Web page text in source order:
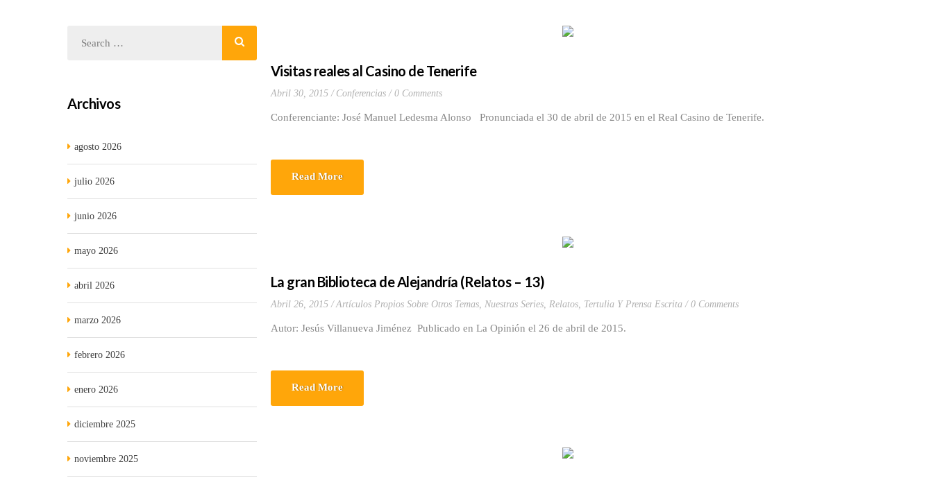
Visitas reales al Casino de Tenerife
Abril 30, 2015 Conferencias 0 Comments
Conferenciante: José Manuel Ledesma Alonso Pronunciada el 30 de abril de 2015 en el Real Casino de Tenerife.
Read More
La gran Biblioteca de Alejandría (Relatos – 13)
Abril 26, 2015 Artículos Propios Sobre Otros Temas, Nuestras Series, Relatos, Tertulia Y Prensa Escrita 0 Comments
Autor: Jesús Villanueva Jiménez Publicado en La Opinión el 26 de abril de 2015.
Read More
Archivos
agosto 2026
julio 2026
junio 2026
mayo 2026
abril 2026
marzo 2026
febrero 2026
enero 2026
diciembre 2025
noviembre 2025